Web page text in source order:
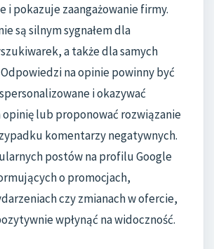
i pokazuje zaangażowanie firmy.
są silnym sygnałem dla
a także dla samych
na opinie powinny być
i okazywać
opinię lub proponować rozwiązanie
komentarzy negatywnych.
postów na profilu Google
o promocjach,
czy zmianach w ofercie,
wpłynąć na widoczność.